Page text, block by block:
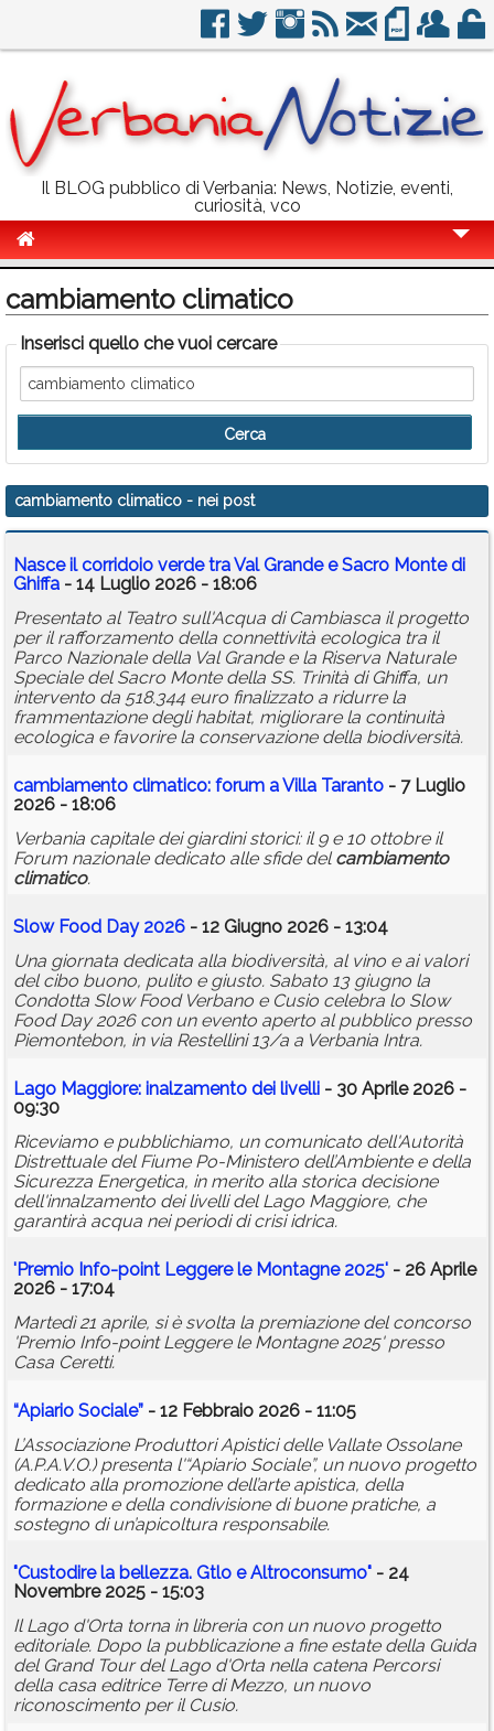
Il BLOG pubblico di Verbania: News, Notizie, eventi,
curiosità, vco
Politica
Sport
Eventi
Info Utili
Rubriche
Calendario
Annunci
cambiamento climatico
Inserisci quello che vuoi cercare
cambiamento climatico - nei post
Nasce il corridoio verde tra Val Grande e Sacro Monte di
Ghiffa - 14 Luglio 2026 - 18:06
Presentato al Teatro sull'Acqua di Cambiasca il progetto
per il rafforzamento della connettività ecologica tra il
Parco Nazionale della Val Grande e la Riserva Naturale
Speciale del Sacro Monte della SS. Trinità di Ghiffa, un
intervento da 518.344 euro finalizzato a ridurre la
frammentazione degli habitat, migliorare la continuità
ecologica e favorire la conservazione della biodiversità.
cambiamento climatico: forum a Villa Taranto - 7 Luglio
2026 - 18:06
Verbania capitale dei giardini storici: il 9 e 10 ottobre il
Forum nazionale dedicato alle sfide delcambiamento
climatico.
Slow Food Day 2026 - 12 Giugno 2026 - 13:04
Una giornata dedicata alla biodiversità, al vino e ai valori
del cibo buono, pulito e giusto. Sabato 13 giugno la
Condotta Slow Food Verbano e Cusio celebra lo Slow
Food Day 2026 con un evento aperto al pubblico presso
Piemontebon, in via Restellini 13/a a Verbania Intra.
Lago Maggiore: inalzamento dei livelli - 30 Aprile 2026 -
09:30
Riceviamo e pubblichiamo, un comunicato dell'Autorità
Distrettuale del Fiume Po-Ministero dell’Ambiente e della
Sicurezza Energetica, in merito alla storica decisione
dell'innalzamento dei livelli del Lago Maggiore, che
garantirà acqua nei periodi di crisi idrica.
'Premio Info-point Leggere le Montagne 2025' - 26 Aprile
2026 - 17:04
Martedì 21 aprile, si è svolta la premiazione del concorso
'Premio Info-point Leggere le Montagne 2025' presso
Casa Ceretti.
“Apiario Sociale” - 12 Febbraio 2026 - 11:05
L’Associazione Produttori Apistici delle Vallate Ossolane
(A.P.A.V.O.) presenta l'“Apiario Sociale”, un nuovo progetto
dedicato alla promozione dell’arte apistica, della
formazione e della condivisione di buone pratiche, a
sostegno di un’apicoltura responsabile.
"Custodire la bellezza. Gtlo e Altroconsumo" - 24
Novembre 2025 - 15:03
Il Lago d'Orta torna in libreria con un nuovo progetto
editoriale. Dopo la pubblicazione a fine estate della Guida
del Grand Tour del Lago d'Orta nella catena Percorsi
della casa editrice Terre di Mezzo, un nuovo
riconoscimento per il Cusio.